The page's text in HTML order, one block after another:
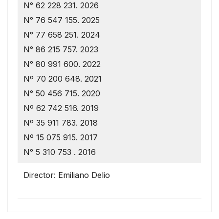
N° 62 228 231. 2026
N° 76 547 155. 2025
N° 77 658 251. 2024
N° 86 215 757. 2023
N° 80 991 600. 2022
Nº 70 200 648. 2021
N° 50 456 715. 2020
Nº 62 742 516. 2019
Nº 35 911 783. 2018
Nº 15 075 915. 2017
N° 5 310 753 . 2016
Director: Emiliano Delio